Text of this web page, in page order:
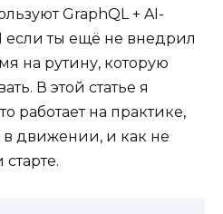
GraphQL + AI-
если ты ещё не внедрил
на рутину, которую
В этой статье я
работает на практике,
в движении, и как не